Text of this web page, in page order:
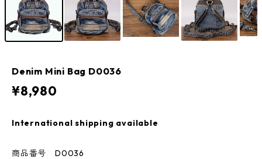
Denim Mini Bag D0036
¥8,980
International shipping available
商品番号 D0036